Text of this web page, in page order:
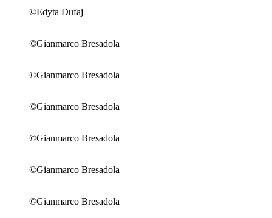
©Edyta Dufaj
©Gianmarco Bresadola
©Gianmarco Bresadola
©Gianmarco Bresadola
©Gianmarco Bresadola
©Gianmarco Bresadola
©Gianmarco Bresadola